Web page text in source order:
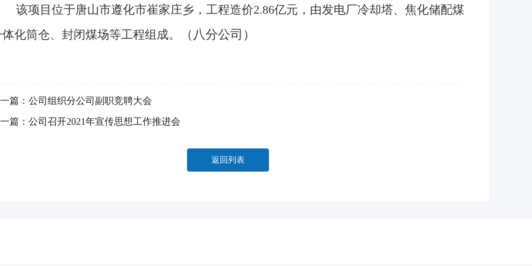
该项目位于唐山市遵化市崔家庄乡，工程造价2.86亿元，由发电厂冷却塔、焦化储配煤
化筒仓、封闭煤场等工程组成。
（ 八分公司 ）
篇： 公司组织分公司副职竞聘大会
篇： 公司召开2021年宣传思想工作推进会
返回列表